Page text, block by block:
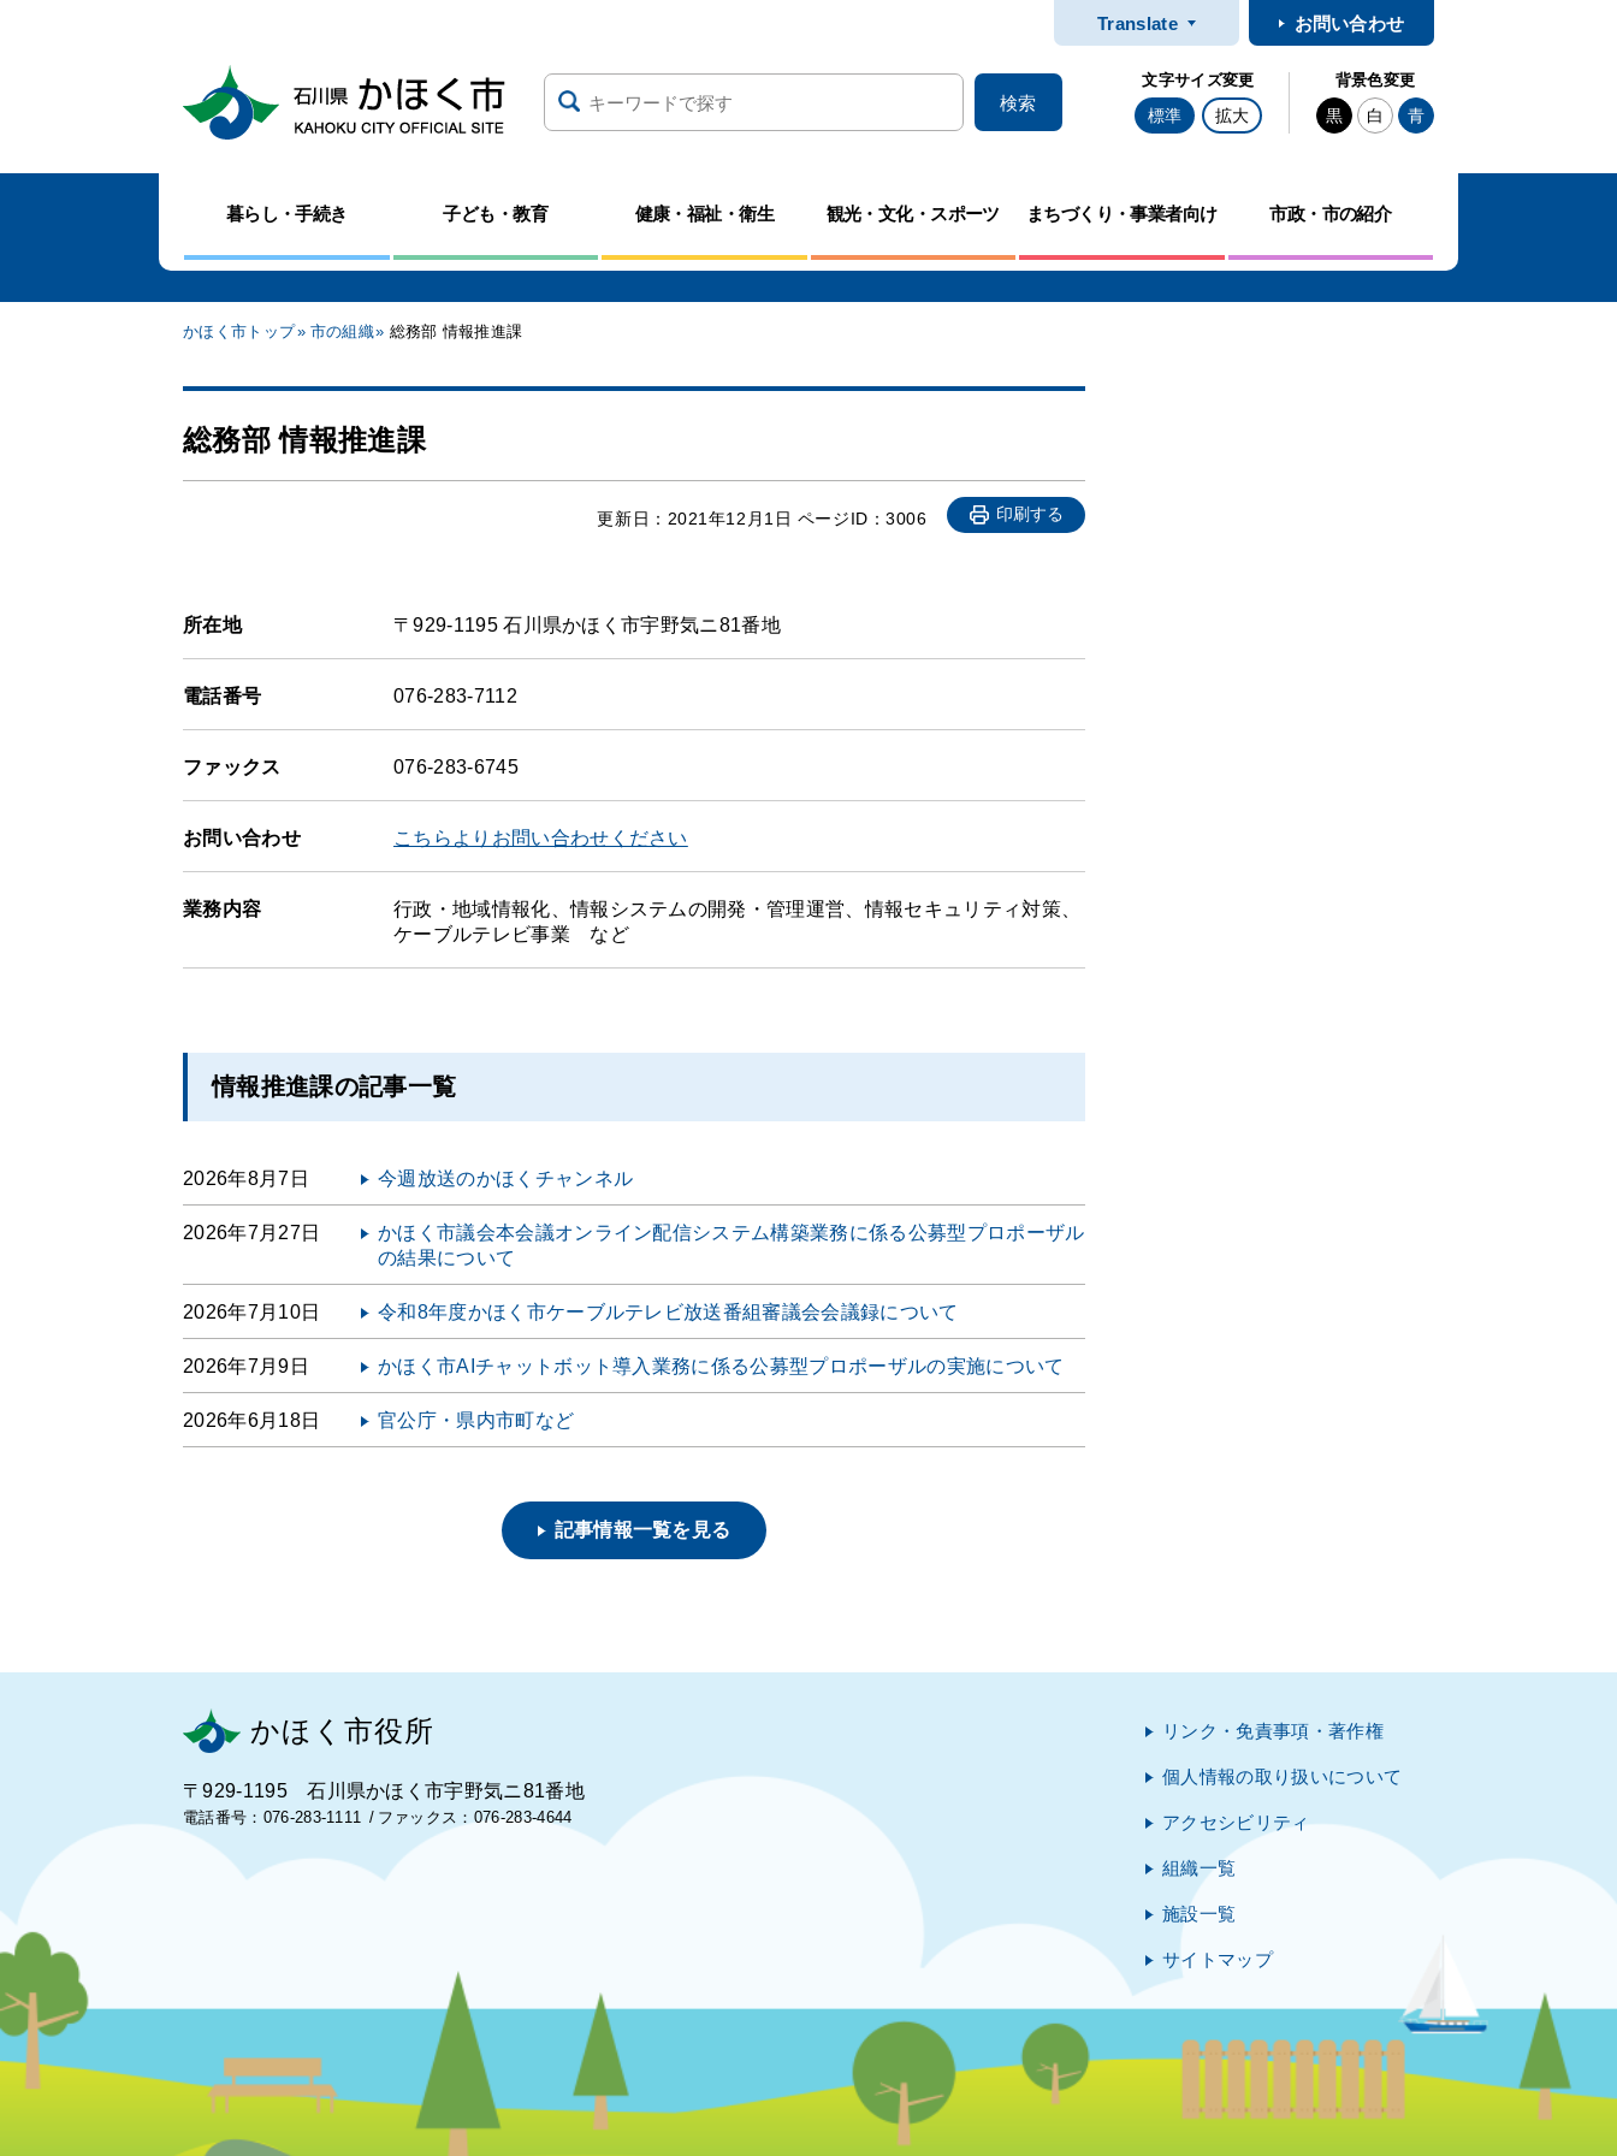
Translate
お問い合わせ
検索
文字サイズ変更
標準 拡大
背景色変更
黒 白 青
暮らし・手続き 子ども・教育 健康・福祉・衛生 観光・文化・スポーツ まちづくり・事業者向け 市政・市の紹介
かほく市トップ 市の組織 総務部 情報推進課
総務部 情報推進課
更新日：2021年12月1日 ページID：3006 印刷する
所在地 〒929-1195 石川県かほく市宇野気ニ81番地
電話番号 076-283-7112
ファックス 076-283-6745
お問い合わせ こちらよりお問い合わせください
業務内容
行政・地域情報化、情報システムの開発・管理運営、情報セキュリティ対策、
ケーブルテレビ事業 など
情報推進課の記事一覧
2026年8月7日 今週放送のかほくチャンネル
2026年7月27日
かほく市議会本会議オンライン配信システム構築業務に係る公募型プロポーザル
の結果について
2026年7月10日 令和8年度かほく市ケーブルテレビ放送番組審議会会議録について
2026年7月9日 かほく市AIチャットボット導入業務に係る公募型プロポーザルの実施について
2026年6月18日 官公庁・県内市町など
記事情報一覧を見る
かほく市役所
〒929-1195 石川県かほく市宇野気ニ81番地
電話番号：076-283-1111 ファックス：076-283-4644
リンク・免責事項・著作権
個人情報の取り扱いについて
アクセシビリティ
組織一覧
施設一覧
サイトマップ